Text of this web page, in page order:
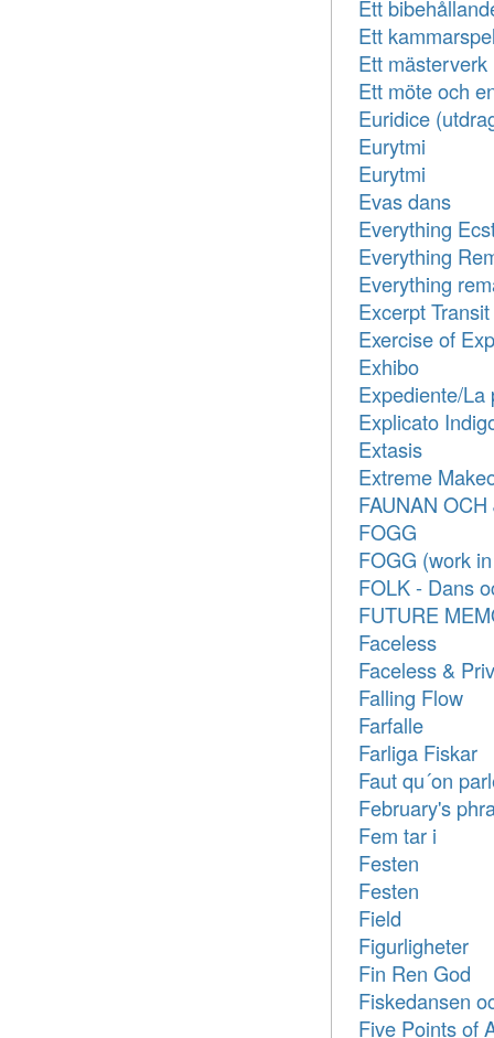
Ett
Ett
Ett mästerverk
Ett möte och
Euridice
Eurytmi
Eurytmi
Evas dans
Everything
Everything
Everything
Excerpt Transit
Exercise of
Exhibo
Expediente/La
Explicato
Extasis
Extreme
FAUNAN OCH
FOGG
FOGG (work
FOLK - Dans
FUTURE
Faceless
Faceless &
Falling Flow
Farfalle
Farliga Fiskar
Faut qu´on
February's
Fem tar i
Festen
Festen
Field
Figurligheter
Fin Ren God
Fiskedansen
Five Points of